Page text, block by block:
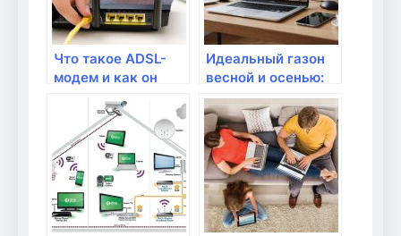
Что такое ADSL-
модем и как он
Идеальный газон
весной и осенью:
как работает
аэратор-
скарификатор и
как его выбрать